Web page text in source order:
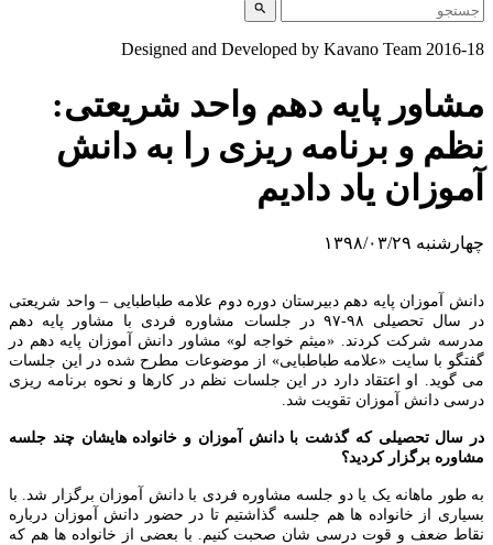
Designed and Developed by Kavano Team
پایه دهم واحد شریعتی:
و برنامه ریزی را به دانش
یاد دادیم
۱۳۹۸/۰۳/۲۹
آموزان پایه دهم دبیرستان دوره دوم علامه طباطبایی – واحد شریعتی
در سال تحصیلی ۹۸-۹۷ در جلسات مشاوره فردی با مشاور پایه دهم
شرکت کردند. «میثم خواجه لو» مشاور دانش آموزان پایه دهم در
با سایت «علامه طباطبایی» از موضوعات مطرح شده در این جلسات
او اعتقاد دارد در این جلسات نظم در کارها و نحوه برنامه ریزی
دانش آموزان تقویت شد.
تحصیلی که گذشت با دانش آموزان و خانواده هایشان چند جلسه
برگزار کردید؟
ماهانه یک یا دو جلسه مشاوره فردی با دانش آموزان برگزار شد. با
از خانواده ها هم جلسه گذاشتیم تا در حضور دانش آموزان درباره
ضعف و قوت درسی شان صحبت کنیم. با بعضی از خانواده ها هم که